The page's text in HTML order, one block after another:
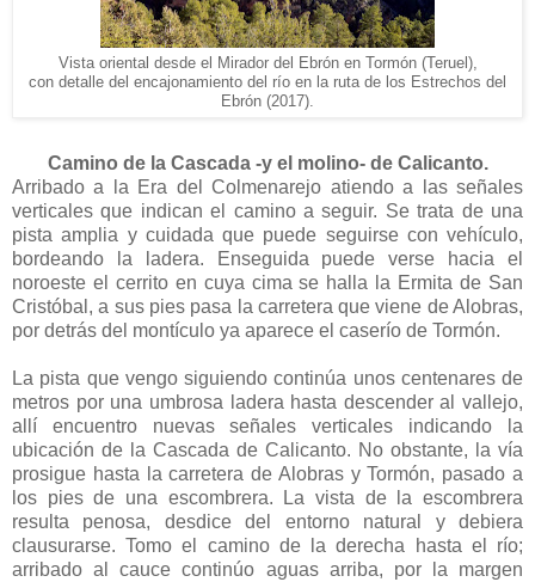
Vista oriental desde el Mirador del Ebrón en Tormón (Teruel),
con detalle del encajonamiento del río en la ruta de los Estrechos del
Ebrón (2017).
Camino de la Cascada -y el molino- de Calicanto.
Arribado a la Era del Colmenarejo atiendo a las señales
verticales que indican el camino a seguir. Se trata de una
pista amplia y cuidada que puede seguirse con vehículo,
bordeando la ladera. Enseguida puede verse hacia el
noroeste el cerrito en cuya cima se halla la Ermita de San
Cristóbal, a sus pies pasa la carretera que viene de Alobras,
por detrás del montículo ya aparece el caserío de Tormón.
La pista que vengo siguiendo continúa unos centenares de
metros por una umbrosa ladera hasta descender al vallejo,
allí encuentro nuevas señales verticales indicando la
ubicación de la Cascada de Calicanto. No obstante, la vía
prosigue hasta la carretera de Alobras y Tormón, pasado a
los pies de una escombrera. La vista de la escombrera
resulta penosa, desdice del entorno natural y debiera
clausurarse. Tomo el camino de la derecha hasta el río;
arribado al cauce continúo aguas arriba, por la margen